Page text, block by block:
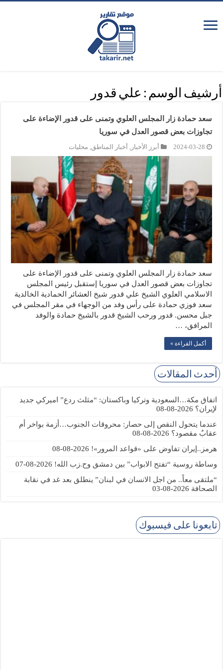
أرشيف الوسم : علي قدور
سعد حمادة زار المجلس العلوي وتمنى على قدور الإضاءة على
تجاوزات بعض قصور العدل في سوريا
2024-03-28 أبرز الأخبار, أخبار المناطق, محليات
سعد حمادة زار المجلس العلوي وتمنى على قدور الإضاءة على
تجاوزات بعض قصور العدل في سوريا إستقبل رئيس المجلس
الاسلامي العلوي الشيخ علي قدور شيخ العشائر الحمادية الخالدية
سعد فوزي حمادة على رأس وفد من الوجهاء في مقر المجلس في
جبل محسن. قدور ورحب الشيخ قدور بالشيخ حمادة والوفد
المرافق، …
أكمل القراءة »
أحدث المقالات
اتفاق مكة…السعودية وتركيا وباكستان: “مثلث ردع” اميركي جديد
لإيران؟ 2026-08-08
عندما يتحول النقص إلى حصار: محروقات الجنوب…أزمة بواخر أم
عقابٌ مقصود؟ 2026-08-08
هرمز..إيران تفاوض على «قواعد المرور»! 2026-08-08
وساطة روسية “تفتح الابواب” بين دمشق وح.زب الله! 2026-08-07
“ملتقى معاً.. من اجل الانسان في لبنان” ينطلق بعد غد في نقابة
الصحافة 2026-08-03
تابعونا على فيسبوك